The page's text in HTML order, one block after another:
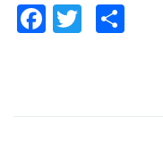
Facebook
Twitter